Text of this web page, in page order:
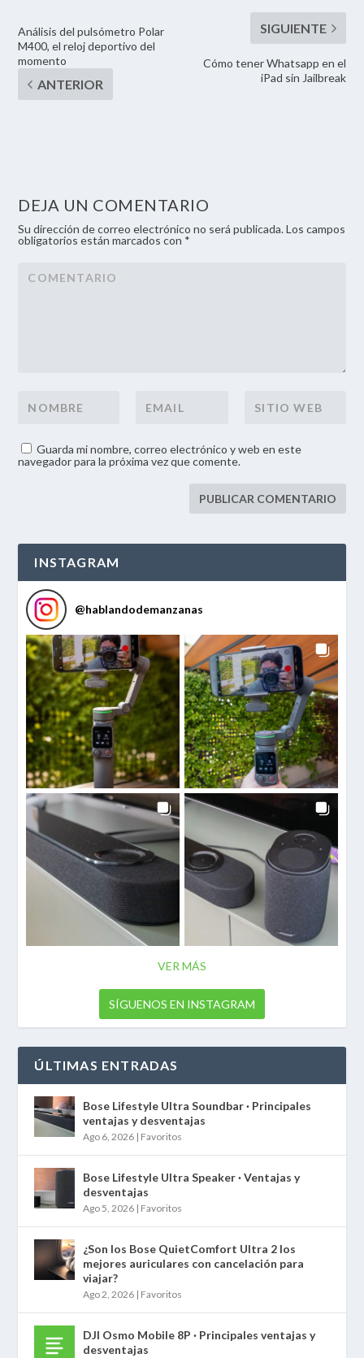
Análisis del pulsómetro Polar
M400, el reloj deportivo del
momento
Cómo tener Whatsapp en el
iPad sin Jailbreak
DEJA UN COMENTARIO
Su dirección de correo electrónico no será publicada. Los campos
obligatorios están marcados con *
Guarda mi nombre, correo electrónico y web en este
navegador para la próxima vez que comente.
INSTAGRAM
@hablandodemanzanas
VER MÁS
SÍGUENOS EN INSTAGRAM
ÚLTIMAS ENTRADAS
Bose Lifestyle Ultra Soundbar · Principales
ventajas y desventajas
Ago 6, 2026 | Favoritos
Bose Lifestyle Ultra Speaker · Ventajas y
desventajas
Ago 5, 2026 | Favoritos
¿Son los Bose QuietComfort Ultra 2 los
mejores auriculares con cancelación para
viajar?
Ago 2, 2026 | Favoritos
DJI Osmo Mobile 8P · Principales ventajas y
desventajas